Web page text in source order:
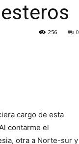
0
256
cargo de esta
contarme el
otra a Norte-sur y